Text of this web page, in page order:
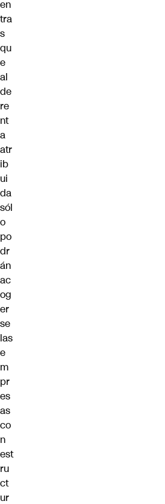
en
tra
s
qu
e
al
de
re
nt
a
atr
ib
ui
da
sól
o
po
dr
án
ac
og
er
se
las
e
m
pr
es
as
co
n
est
ru
ct
ur